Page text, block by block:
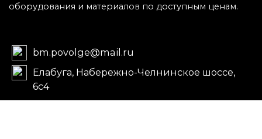
оборудования и материалов по доступным ценам.
bm.povolge@mail.ru
Елабуга, Набережно-Челнинское шоссе,
6с4